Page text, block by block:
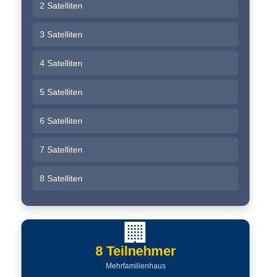
2 Satelliten
3 Satelliten
4 Satelliten
5 Satelliten
6 Satelliten
7 Satelliten
8 Satelliten
🏢
8 Teilnehmer
Mehrfamilienhaus